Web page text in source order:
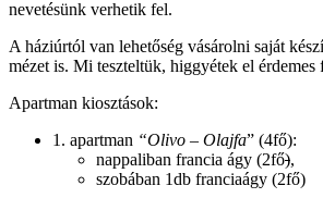
nevetésünk verhetik fel.
A háziúrtól van lehetőség vásárolni saját
mézet is. Mi teszteltük, higgyétek el
Apartman kiosztások:
1. apartman “Olivo – Olajfa” (4fő):
nappaliban francia ágy (2fő),
szobában 1db franciaágy (2fő)